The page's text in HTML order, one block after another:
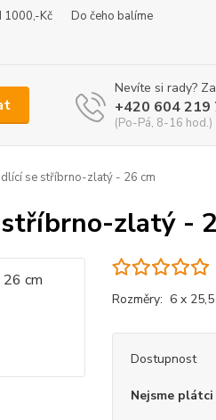
1000,-Kč
Do čeho balíme
Nevíte si rady?
+420 604 219
(Po-Pá, 8-16 hod.)
se stříbrno-zlatý - 26 cm
zlatý -
Rozměry: 6 x
Dostupnost
Nejsme plátci